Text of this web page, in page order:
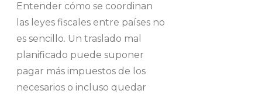
Entender cómo se coordinan
las leyes fiscales entre países no
es sencillo. Un traslado mal
planificado puede suponer
pagar más impuestos de los
necesarios o incluso quedar